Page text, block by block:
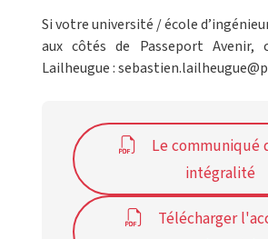
Si votre université / école
aux côtés de Passeport Avenir,
Lailheugue :
Le communiqué
intégralité
Télécharger